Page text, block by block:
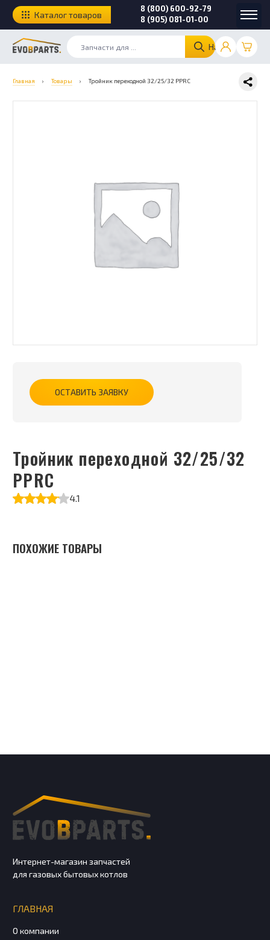
Найти
8 (800) 600-92-79
8 (905) 081-01-00
Каталог товаров
Главная › Товары › Тройник переходной 32/25/32 РPRC
Тройник переходной 32/25/32
РPRC
4.1
ОСТАВИТЬ ЗАЯВКУ
ПОХОЖИЕ ТОВАРЫ
Интернет-магазин запчастей
для газовых бытовых котлов
ГЛАВНАЯ
О компании